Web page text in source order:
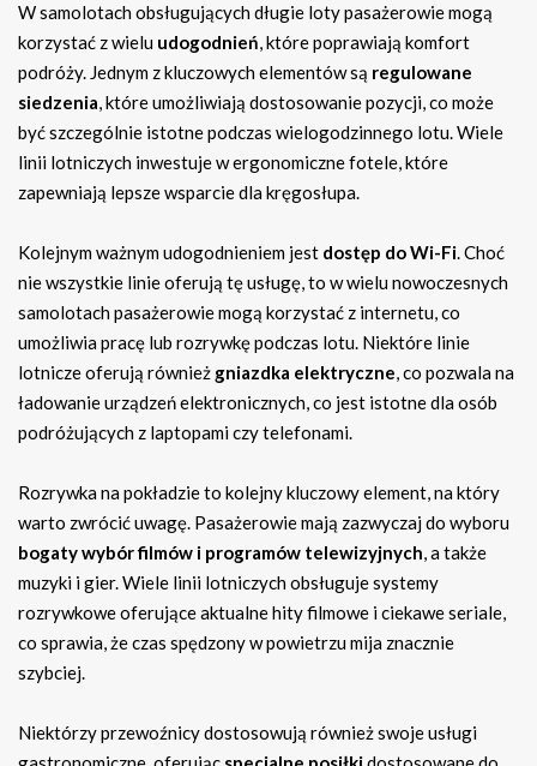
W samolotach obsługujących długie loty pasażerowie mogą
korzystać z wielu udogodnień, które poprawiają komfort
podróży. Jednym z kluczowych elementów są regulowane
siedzenia, które umożliwiają dostosowanie pozycji, co może
być szczególnie istotne podczas wielogodzinnego lotu. Wiele
linii lotniczych inwestuje w ergonomiczne fotele, które
zapewniają lepsze wsparcie dla kręgosłupa.
Kolejnym ważnym udogodnieniem jest dostęp do Wi-Fi. Choć
nie wszystkie linie oferują tę usługę, to w wielu nowoczesnych
samolotach pasażerowie mogą korzystać z internetu, co
umożliwia pracę lub rozrywkę podczas lotu. Niektóre linie
lotnicze oferują również gniazdka elektryczne, co pozwala na
ładowanie urządzeń elektronicznych, co jest istotne dla osób
podróżujących z laptopami czy telefonami.
Rozrywka na pokładzie to kolejny kluczowy element, na który
warto zwrócić uwagę. Pasażerowie mają zazwyczaj do wyboru
bogaty wybór filmów i programów telewizyjnych, a także
muzyki i gier. Wiele linii lotniczych obsługuje systemy
rozrywkowe oferujące aktualne hity filmowe i ciekawe seriale,
co sprawia, że czas spędzony w powietrzu mija znacznie
szybciej.
Niektórzy przewoźnicy dostosowują również swoje usługi